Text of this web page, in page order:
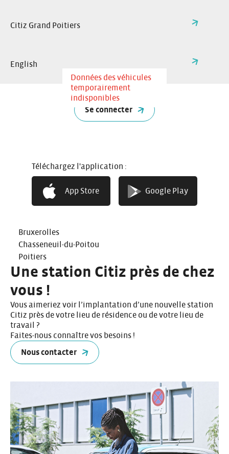
Citiz Grand Poitiers
English
Se connecter
Téléchargez l'application :
App Store Google Play
Données des véhicules
temporairement
indisponibles
© les contributeurs d’OpenStreetMap,
données disponibles sous
licence
Bruxerolles
Chasseneuil-du-Poitou
Poitiers
Une station Citiz près de chez
vous !
Vous aimeriez voir l’implantation d’une nouvelle station
Citiz près de votre lieu de résidence ou de votre lieu de
travail ?
Faites-nous connaître vos besoins !
Nous contacter